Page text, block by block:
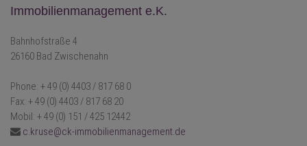
Immobilienmanagement e.K.
Bahnhofstraße 4
26160 Bad Zwischenahn
Phone: + 49 (0) 4403 / 817 68 0
Fax: + 49 (0) 4403 / 817 68 20
Mobil: + 49 (0) 151 / 425 12442
c.kruse@ck-immobilienmanagement.de